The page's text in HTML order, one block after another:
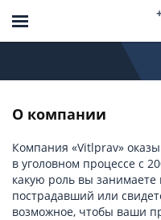
О компании
Компания «Vitlprav»
в уголовном процессе с
какую роль вы
пострадавший или
возможное, чтобы ваши